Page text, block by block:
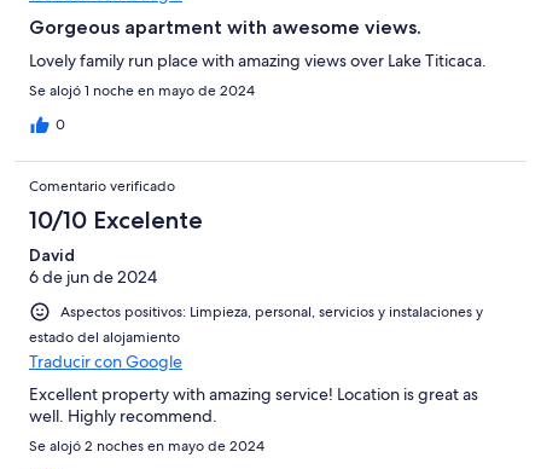
Gorgeous apartment with awesome views.
Lovely family run place with amazing views over Lake Titicaca.
Se alojó 1 noche en mayo de 2024
0
Comentario verificado
10/10 Excelente
David
6 de jun de 2024
Aspectos positivos: Limpieza, personal, servicios y instalaciones y
estado del alojamiento
Traducir con Google
Excellent property with amazing service! Location is great as
well. Highly recommend.
Se alojó 2 noches en mayo de 2024